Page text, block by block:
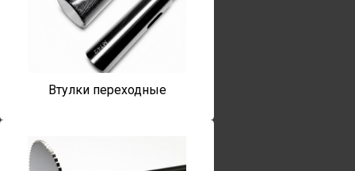
Втулки переходные